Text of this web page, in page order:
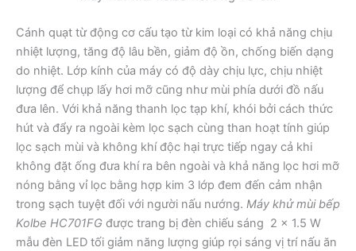
Cánh quạt từ động cơ cấu tạo từ kim loại có khả năng chịu
nhiệt lượng, tăng độ lâu bền, giảm độ ồn, chống biến dạng
do nhiệt. Lớp kính của máy có độ dày chịu lực, chịu nhiệt
lượng để chụp lấy hơi mỡ cũng như mùi phía dưới đồ nấu
đưa lên. Với khả năng thanh lọc tạp khí, khói bởi cách thức
hút và đẩy ra ngoài kèm lọc sạch cùng than hoạt tính giúp
lọc sạch mùi và không khí độc hại trực tiếp ngay cả khi
không đặt ống đưa khí ra bên ngoài và khả năng lọc hơi mỡ
nóng bằng vỉ lọc bằng hợp kim 3 lớp đem đến cảm nhận
trong sạch tuyệt đối với người nấu nướng. Máy khử mùi bếp
Kolbe HC701FG được trang bị đèn chiếu sáng 2 x 1.5 W
mẫu đèn LED tối giảm năng lượng giúp rọi sáng vị trí nấu ăn